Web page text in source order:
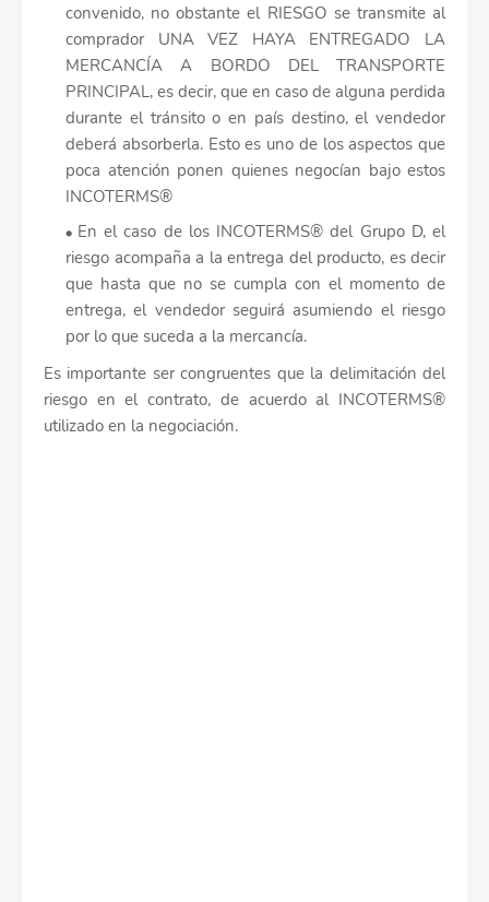
convenido, no obstante el RIESGO se transmite al
comprador UNA VEZ HAYA ENTREGADO LA
MERCANCÍA A BORDO DEL TRANSPORTE
PRINCIPAL, es decir, que en caso de alguna perdida
durante el tránsito o en país destino, el vendedor
deberá absorberla. Esto es uno de los aspectos que
poca atención ponen quienes negocían bajo estos
INCOTERMS®
En el caso de los INCOTERMS® del Grupo D, el
riesgo acompaña a la entrega del producto, es decir
que hasta que no se cumpla con el momento de
entrega, el vendedor seguirá asumiendo el riesgo
por lo que suceda a la mercancía.
Es importante ser congruentes que la delimitación del
riesgo en el contrato, de acuerdo al INCOTERMS®
utilizado en la negociación.